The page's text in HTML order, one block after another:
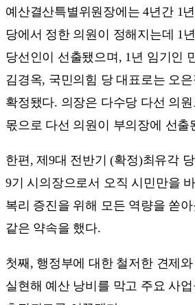
예산결산특별위원장에는 4년간 1
당에서 정한 의원이 정해지는데 1
당선인이 선출됐으며, 1년 임기인
김경옥, 국민의힘 당 대표로는 오
확정됐다. 의장은 다수당 다선 의
몫으로 다선 의원이 부의장에 선출
한편, 제9대 전반기 (확정)최유각
9기 시의장으로서 오직 시민만을
복리 증진을 위해 모든 역량을 쏟
같은 약속을 했다.
첫째, 행정부에 대한 철저한 견제
실현해 예산 낭비를 막고 주요 사